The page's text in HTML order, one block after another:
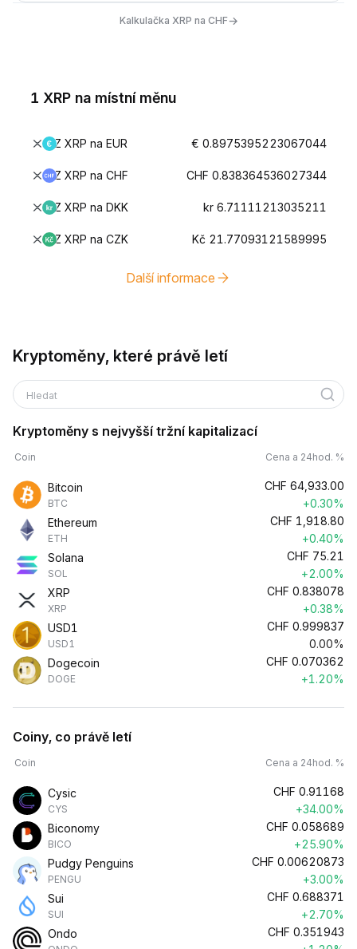
Kalkulačka XRP na CHF→
1 XRP na místní měnu
Z XRP na EUR € 0.8975395223067044
Z XRP na CHF CHF 0.838364536027344
Z XRP na DKK kr 6.71111213035211
Z XRP na CZK Kč 21.77093121589995
Další informace
Kryptoměny, které právě letí
Hledat
Kryptoměny s nejvyšší tržní kapitalizací
Coin Cena a 24hod. %
Bitcoin
BTC
CHF 64,933.00
+0.30%
Ethereum
ETH
CHF 1,918.80
+0.40%
Solana
SOL
CHF 75.21
+2.00%
XRP
XRP
CHF 0.838078
+0.38%
USD1
USD1
CHF 0.999837
0.00%
Dogecoin
DOGE
CHF 0.070362
+1.20%
Coiny, co právě letí
Coin Cena a 24hod. %
Cysic
CYS
CHF 0.91168
+34.00%
Biconomy
BICO
CHF 0.058689
+25.90%
Pudgy Penguins
PENGU
CHF 0.00620873
+3.00%
Sui
SUI
CHF 0.688371
+2.70%
Ondo
CHF 0.351943